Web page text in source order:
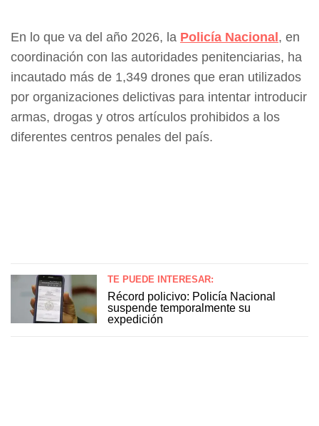
En lo que va del año 2026, la Policía Nacional , en
coordinación con las autoridades penitenciarias, ha
incautado más de 1,349 drones que eran utilizados
por organizaciones delictivas para intentar introducir
armas, drogas y otros artículos prohibidos a los
diferentes centros penales del país.
TE PUEDE INTERESAR:
Récord policivo: Policía Nacional
suspende temporalmente su
expedición